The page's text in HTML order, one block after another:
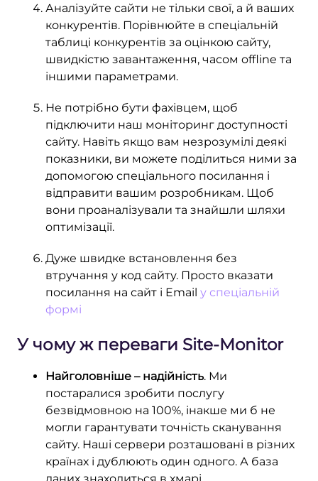
Аналізуйте сайти не тільки свої, а й ваших
конкурентів. Порівнюйте в спеціальній
таблиці конкурентів за оцінкою сайту,
швидкістю завантаження, часом offline та
іншими параметрами.
Не потрібно бути фахівцем, щоб
підключити наш моніторинг доступності
сайту. Навіть якщо вам незрозумілі деякі
показники, ви можете поділиться ними за
допомогою спеціального посилання і
відправити вашим розробникам. Щоб
вони проаналізували та знайшли шляхи
оптимізації.
Дуже швидке встановлення без
втручання у код сайту. Просто вказати
посилання на сайт і Email у спеціальній
формі
У чому ж переваги Site-Monitor
Найголовніше – надійність. Ми
постаралися зробити послугу
безвідмовною на 100%, інакше ми б не
могли гарантувати точність сканування
сайту. Наші сервери розташовані в різних
країнах і дублюють один одного. А база
даних знаходиться в хмарі.